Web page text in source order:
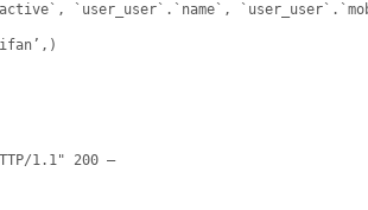
`user_user`.`name`,
1.1" 200 –